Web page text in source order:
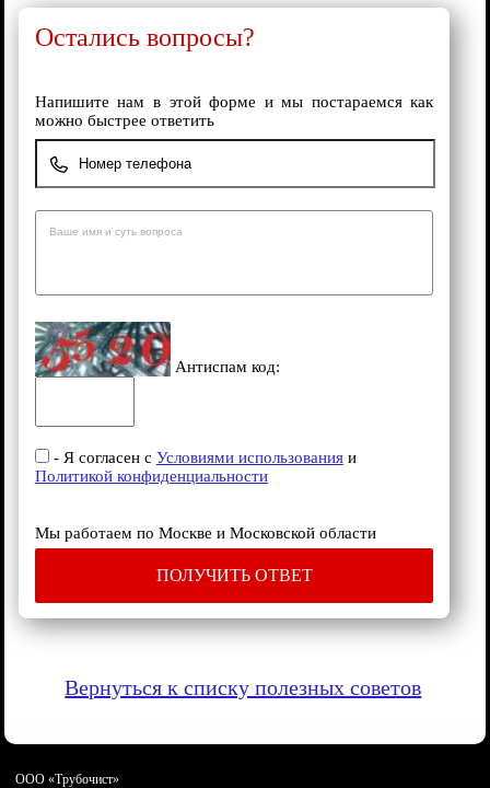
Остались вопросы?
Напишите нам в этой форме и мы постараемся как
можно быстрее ответить
Антиспам код:
- Я согласен с Условиями использованияи
Политикой конфиденциальности
Мы работаем по Москве и Московской области
ПОЛУЧИТЬ ОТВЕТ
Вернуться к списку полезных советов
ООО «Трубочист»